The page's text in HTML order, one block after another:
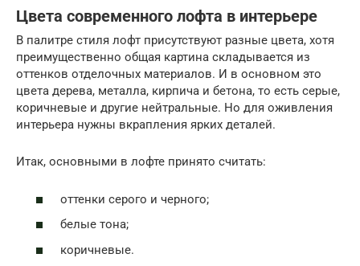
Цвета современного лофта в интерьере
В палитре стиля лофт присутствуют разные цвета, хотя
преимущественно общая картина складывается из
оттенков отделочных материалов. И в основном это
цвета дерева, металла, кирпича и бетона, то есть серые,
коричневые и другие нейтральные. Но для оживления
интерьера нужны вкрапления ярких деталей.
Итак, основными в лофте принято считать:
оттенки серого и черного;
белые тона;
коричневые.